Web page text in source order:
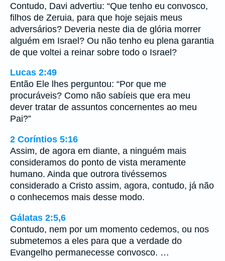
Contudo, Davi advertiu: “Que tenho eu convosco,
filhos de Zeruia, para que hoje sejais meus
adversários? Deveria neste dia de glória morrer
alguém em Israel? Ou não tenho eu plena garantia
de que voltei a reinar sobre todo o Israel?
Lucas 2:49
Então Ele lhes perguntou: “Por que me
procuráveis? Como não sabíeis que era meu
dever tratar de assuntos concernentes ao meu
Pai?”
2 Coríntios 5:16
Assim, de agora em diante, a ninguém mais
consideramos do ponto de vista meramente
humano. Ainda que outrora tivéssemos
considerado a Cristo assim, agora, contudo, já não
o conhecemos mais desse modo.
Gálatas 2:5,6
Contudo, nem por um momento cedemos, ou nos
submetemos a eles para que a verdade do
Evangelho permanecesse convosco. …